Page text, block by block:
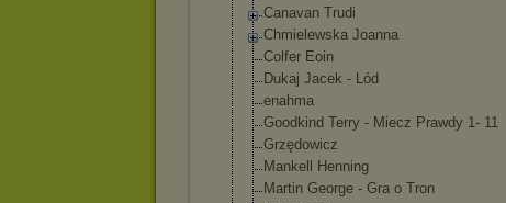
Canavan Trudi
Chmielewska Joanna
Colfer Eoin
Dukaj Jacek - Lód
enahma
Goodkind Terry - Miecz Prawdy 1- 11
Grzędowicz
Mankell Henning
Martin George - Gra o Tron